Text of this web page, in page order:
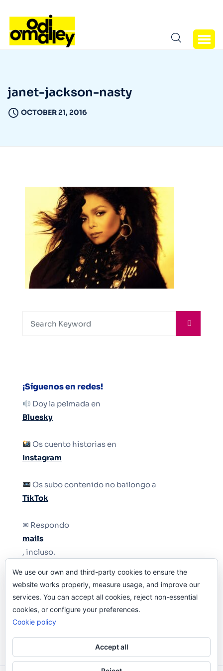
janet-jackson-nasty
OCTOBER 21, 2016
¡Síguenos en redes!
Doy la pelmada en
Bluesky
Os cuento historias en
Instagram
Os subo contenido no bailongo a
TikTok
✉ Respondo
mails
, incluso.
Y si una persona no puede tener teléfono, que
le quiten el teléfono.
We use our own and third-party cookies to ensure the
website works properly, measure usage, and improve our
services. You can accept all cookies, reject non-essential
cookies, or configure your preferences.
Cookie policy
Accept all